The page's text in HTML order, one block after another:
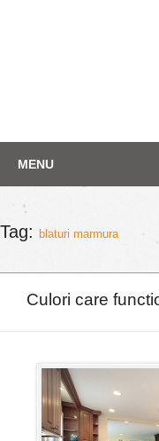
Depozit marmura
content
MENU
Tag: blaturi marmura
Culori care